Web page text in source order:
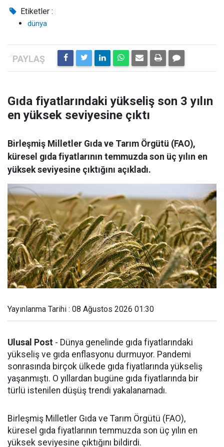
Etiketler :
dünya
Gıda fiyatlarındaki yükseliş son 3 yılın
en yüksek seviyesine çıktı
Birleşmiş Milletler Gıda ve Tarım Örgütü (FAO),
küresel gıda fiyatlarının temmuzda son üç yılın en
yüksek seviyesine çıktığını açıkladı.
Yayınlanma Tarihi : 08 Ağustos 2026 01:30
Ulusal Post - Dünya genelinde gıda fiyatlarındaki
yükseliş ve gıda enflasyonu durmuyor. Pandemi
sonrasında birçok ülkede gıda fiyatlarında yükseliş
yaşanmıştı. O yıllardan bugüne gıda fiyatlarında bir
türlü istenilen düşüş trendi yakalanamadı.
Birleşmiş Milletler Gıda ve Tarım Örgütü (FAO),
küresel gıda fiyatlarının temmuzda son üç yılın en
yüksek seviyesine çıktığını bildirdi.